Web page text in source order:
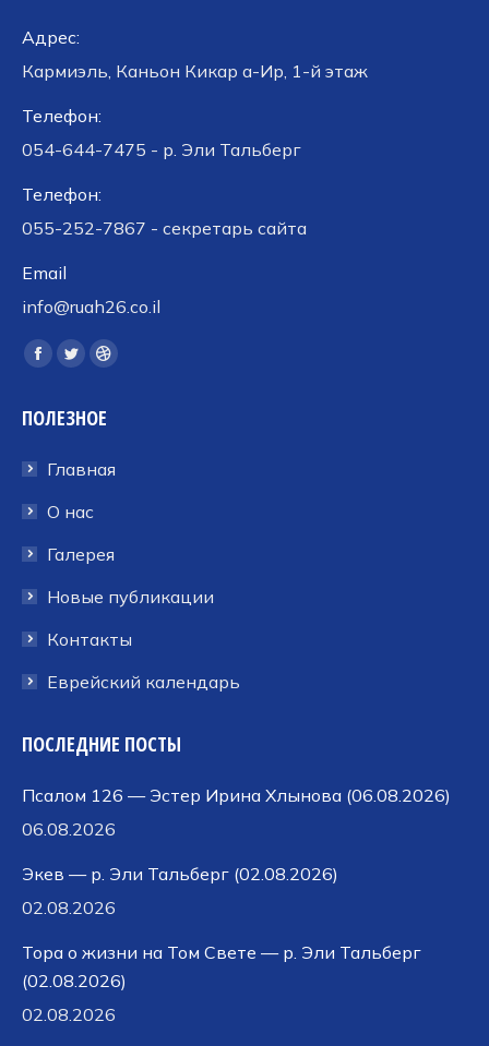
Адрес:
Кармиэль, Каньон Кикар а-Ир, 1-й этаж
Телефон:
054-644-7475 - р. Эли Тальберг
Телефон:
055-252-7867 - секретарь сайта
Email
info@ruah26.co.il
Ищите нас:
Страница
открывается
новом
окне
Страница
открывается
новом
окне
Страница
открывается
новом
ПОЛЕЗНОЕ
Главная
О нас
Галерея
Новые публикации
Контакты
Еврейский календарь
ПОСЛЕДНИЕ ПОСТЫ
Псалом 126 — Эстер Ирина Хлынова (06.08.2026)
06.08.2026
Экев — р. Эли Тальберг (02.08.2026)
02.08.2026
Тора о жизни на Том Свете — р. Эли Тальберг
(02.08.2026)
02.08.2026